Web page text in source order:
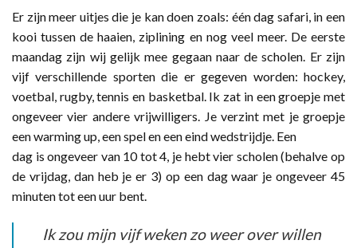
Er zijn meer uitjes die je kan doen zoals: één dag safari, in een
kooi tussen de haaien, ziplining en nog veel meer. De eerste
maandag zijn wij gelijk mee gegaan naar de scholen. Er zijn
vijf verschillende sporten die er gegeven worden: hockey,
voetbal, rugby, tennis en basketbal. Ik zat in een groepje met
ongeveer vier andere vrijwilligers. Je verzint met je groepje
een warming up, een spel en een eind wedstrijdje. Een
dag is ongeveer van 10 tot 4, je hebt vier scholen (behalve op
de vrijdag, dan heb je er 3) op een dag waar je ongeveer 45
minuten tot een uur bent.
Ik zou mijn vijf weken zo weer over willen